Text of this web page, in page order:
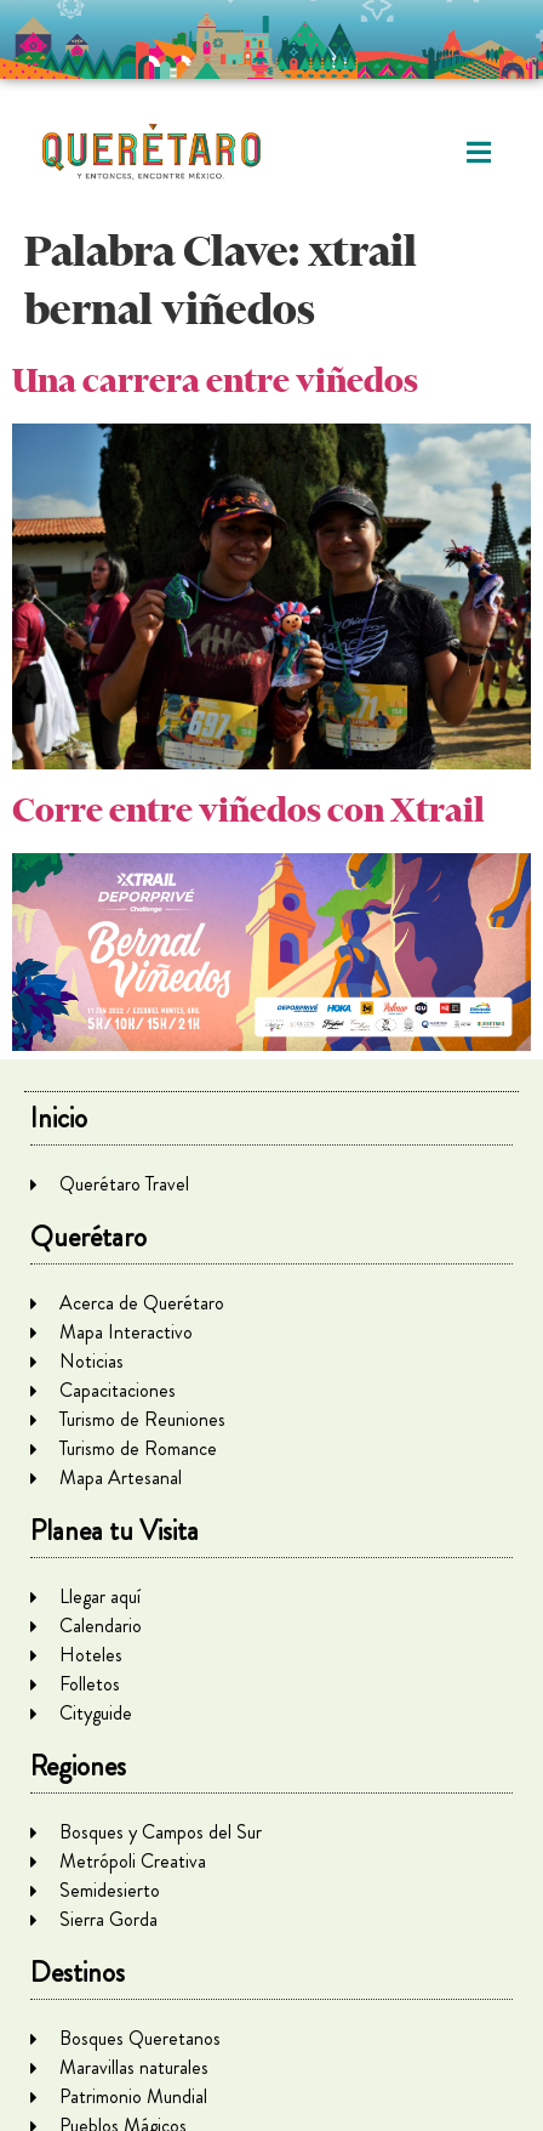
Palabra Clave:xtrail
bernal viñedos
Una carrera entre viñedos
Corre entre viñedos con Xtrail
Inicio
Querétaro Travel
Querétaro
Acerca de Querétaro
Mapa Interactivo
Noticias
Capacitaciones
Turismo de Reuniones
Turismo de Romance
Mapa Artesanal
Planea tu Visita
Llegar aquí
Calendario
Hoteles
Folletos
Cityguide
Regiones
Bosques y Campos del Sur
Metrópoli Creativa
Semidesierto
Sierra Gorda
Destinos
Bosques Queretanos
Maravillas naturales
Patrimonio Mundial